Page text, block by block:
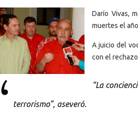
Darío Vivas,
muertes el
A juicio del
con el
“La
terrorismo”, aseveró.